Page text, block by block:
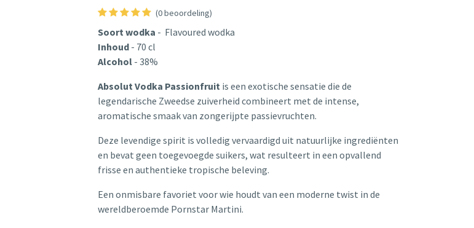
(0 beoordeling)
Soort wodka - Flavoured wodka
Inhoud - 70 cl
Alcohol - 38%
Absolut Vodka Passionfruit is een exotische sensatie die de
legendarische Zweedse zuiverheid combineert met de intense,
aromatische smaak van zongerijpte passievruchten.
Deze levendige spirit is volledig vervaardigd uit natuurlijke ingrediënten
en bevat geen toegevoegde suikers, wat resulteert in een opvallend
frisse en authentieke tropische beleving.
Een onmisbare favoriet voor wie houdt van een moderne twist in de
wereldberoemde Pornstar Martini.